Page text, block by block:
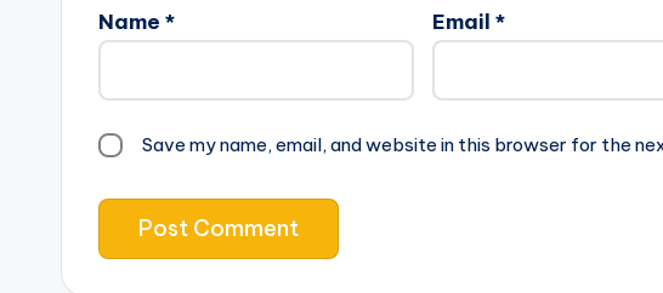
Name * Email *
Save my name, email, and website in this browser for the